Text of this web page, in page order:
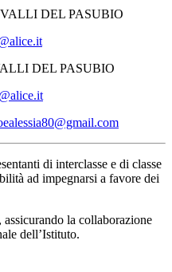
VALLI DEL PASUBIO
DEL PASUBIO
di interclasse e di classe
ad impegnarsi a favore dei
la collaborazione
dell’Istituto.